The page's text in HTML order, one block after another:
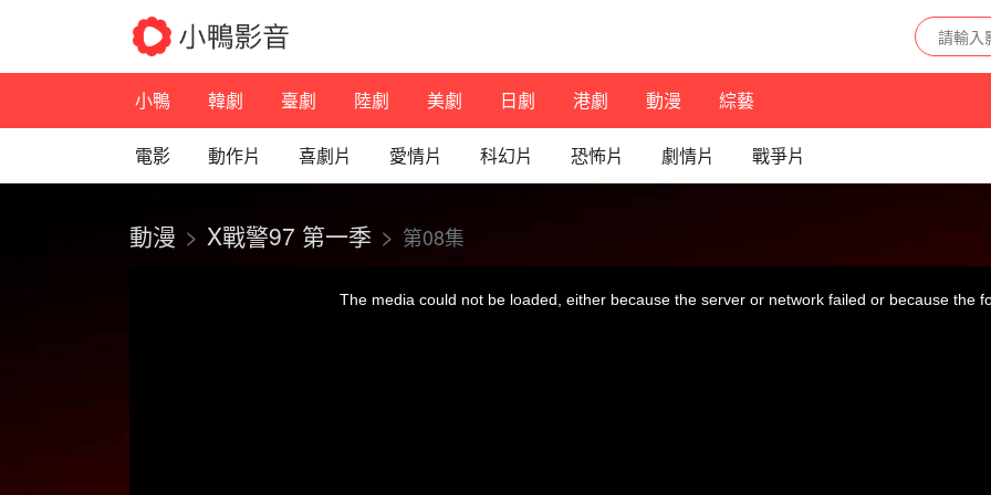
小鴨 韓劇 臺劇 陸劇 美劇 日劇 港劇 動漫 綜藝
電影 動作片 喜劇片 愛情片 科幻片 恐怖片 劇情片 戰爭片
動漫 X戰警97 第一季 第08集